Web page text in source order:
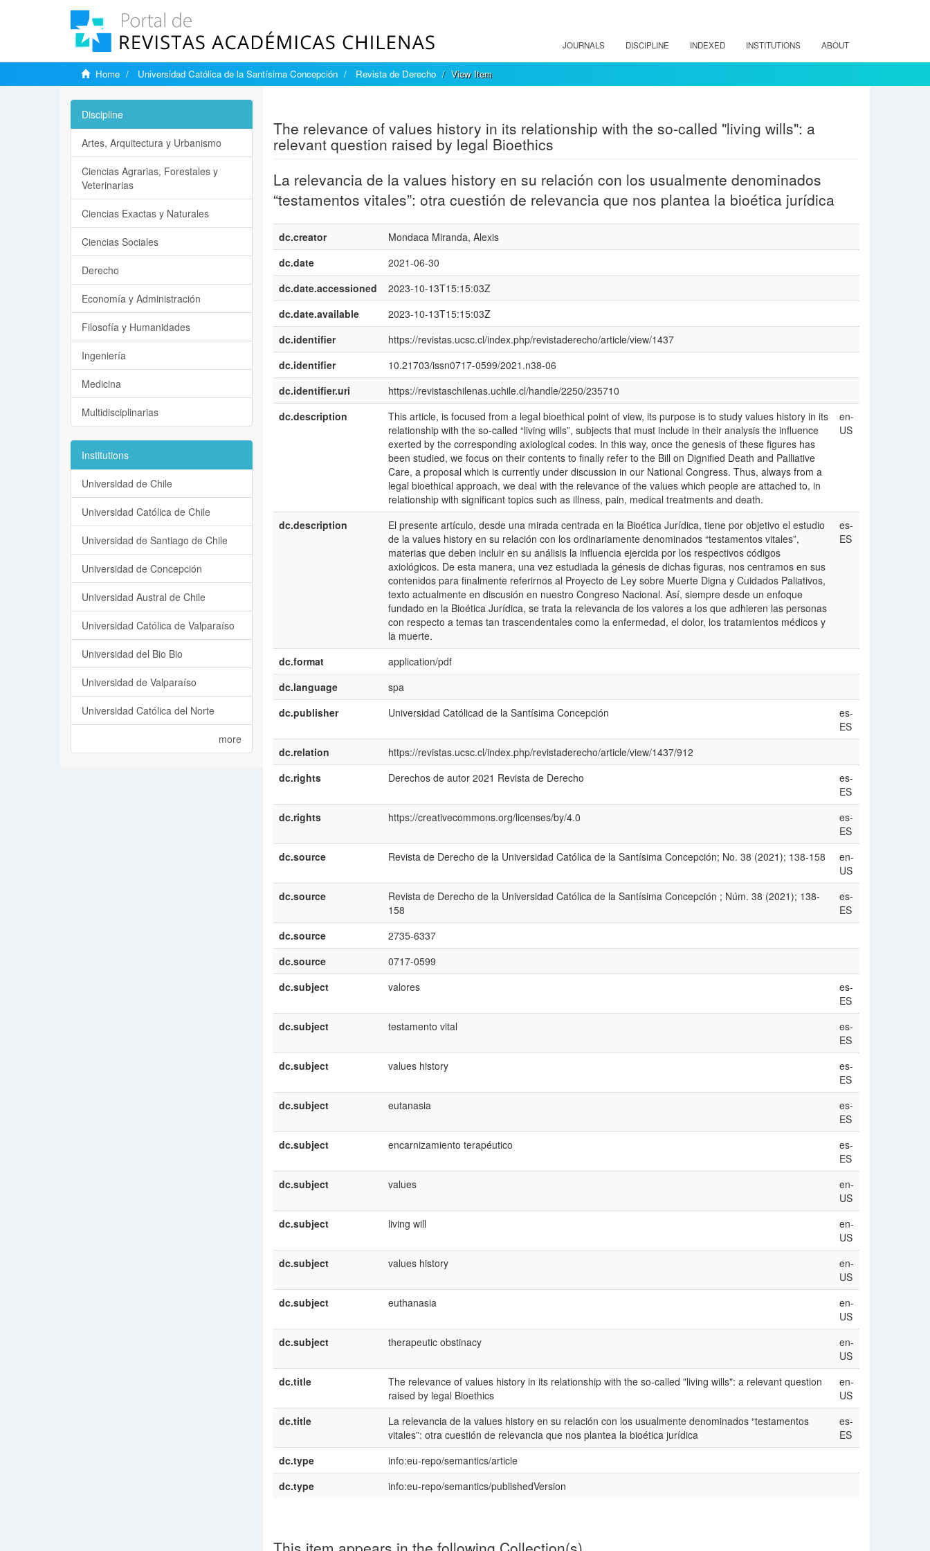
JOURNALS DISCIPLINE INDEXED INSTITUTIONS ABOUT
Home Universidad Católica de la Santísima Concepción Revista de Derecho View Item
The relevance of values history in its relationship with the so-called "living wills": a
relevant question raised by legal Bioethics
La relevancia de la values history en su relación con los usualmente denominados
“testamentos vitales”: otra cuestión de relevancia que nos plantea la bioética jurídica
dc.creator
Mondaca Miranda, Alexis
dc.date
2021-06-30
dc.date.accessioned
2023-10-13T15:15:03Z
dc.date.available
2023-10-13T15:15:03Z
dc.identifier
https://revistas.ucsc.cl/index.php/revistaderecho/article/view/1437
dc.identifier
10.21703/issn0717-0599/2021.n38-06
dc.identifier.uri
https://revistaschilenas.uchile.cl/handle/2250/235710
dc.description
This article, is focused from a legal bioethical point of view, its purpose is to study values history in its
relationship with the so-called “living wills”, subjects that must include in their analysis the influence
exerted by the corresponding axiological codes. In this way, once the genesis of these figures has
been studied, we focus on their contents to finally refer to the Bill on Dignified Death and Palliative
Care, a proposal which is currently under discussion in our National Congress. Thus, always from a
legal bioethical approach, we deal with the relevance of the values which people are attached to, in
relationship with significant topics such as illness, pain, medical treatments and death.
en-
US
dc.description
El presente artículo, desde una mirada centrada en la Bioética Jurídica, tiene por objetivo el estudio
de la values history en su relación con los ordinariamente denominados “testamentos vitales”,
materias que deben incluir en su análisis la influencia ejercida por los respectivos códigos
axiológicos. De esta manera, una vez estudiada la génesis de dichas figuras, nos centramos en sus
contenidos para finalmente referirnos al Proyecto de Ley sobre Muerte Digna y Cuidados Paliativos,
texto actualmente en discusión en nuestro Congreso Nacional. Así, siempre desde un enfoque
fundado en la Bioética Jurídica, se trata la relevancia de los valores a los que adhieren las personas
con respecto a temas tan trascendentales como la enfermedad, el dolor, los tratamientos médicos y
la muerte.
es-
ES
dc.format
application/pdf
dc.language
spa
dc.publisher
Universidad Católicad de la Santísima Concepción
es-
ES
dc.relation
https://revistas.ucsc.cl/index.php/revistaderecho/article/view/1437/912
dc.rights
Derechos de autor 2021 Revista de Derecho
es-
ES
dc.rights
https://creativecommons.org/licenses/by/4.0
es-
ES
dc.source
Revista de Derecho de la Universidad Católica de la Santísima Concepción; No. 38 (2021); 138-158
en-
US
dc.source
Revista de Derecho de la Universidad Católica de la Santísima Concepción ; Núm. 38 (2021); 138-
158
es-
ES
dc.source
2735-6337
dc.source
0717-0599
dc.subject
valores
es-
ES
dc.subject
testamento vital
es-
ES
dc.subject
values history
es-
ES
dc.subject
eutanasia
es-
ES
dc.subject
encarnizamiento terapéutico
es-
ES
dc.subject
values
en-
US
dc.subject
living will
en-
US
dc.subject
values history
en-
US
dc.subject
euthanasia
en-
US
dc.subject
therapeutic obstinacy
en-
US
dc.title
The relevance of values history in its relationship with the so-called "living wills": a relevant question
raised by legal Bioethics
en-
US
dc.title
La relevancia de la values history en su relación con los usualmente denominados “testamentos
vitales”: otra cuestión de relevancia que nos plantea la bioética jurídica
es-
ES
dc.type
info:eu-repo/semantics/article
dc.type
info:eu-repo/semantics/publishedVersion
Discipline
Artes, Arquitectura y Urbanismo
Ciencias Agrarias, Forestales y
Veterinarias
Ciencias Exactas y Naturales
Ciencias Sociales
Derecho
Economía y Administración
Filosofía y Humanidades
Ingeniería
Medicina
Multidisciplinarias
Institutions
Universidad de Chile
Universidad Católica de Chile
Universidad de Santiago de Chile
Universidad de Concepción
Universidad Austral de Chile
Universidad Católica de Valparaíso
Universidad del Bio Bio
Universidad de Valparaíso
Universidad Católica del Norte
more